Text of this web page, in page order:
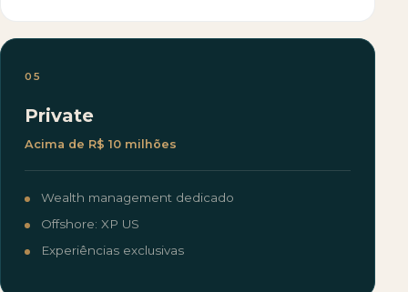
05
Private
Acima de R$ 10 milhões
Wealth management dedicado
Offshore: XP US
Experiências exclusivas